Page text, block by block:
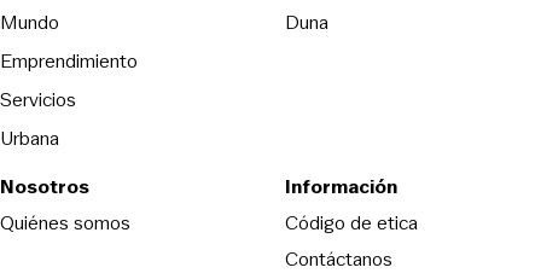
Mundo
Emprendimiento
Servicios
Urbana
DunaOpens in new window
Nosotros
Quiénes somos
Información
Código de eticaOpens in new
Contáctanos